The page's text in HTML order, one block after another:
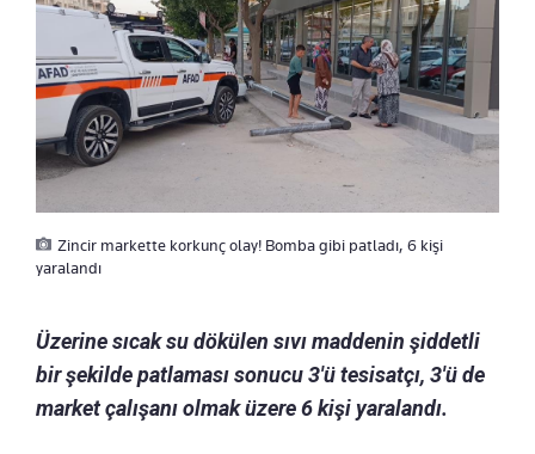
Zincir markette korkunç olay! Bomba gibi patladı, 6 kişi
yaralandı
Üzerine sıcak su dökülen sıvı maddenin şiddetli
bir şekilde patlaması sonucu 3'ü tesisatçı, 3'ü de
market çalışanı olmak üzere 6 kişi yaralandı.